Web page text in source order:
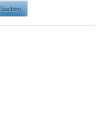
Suchen